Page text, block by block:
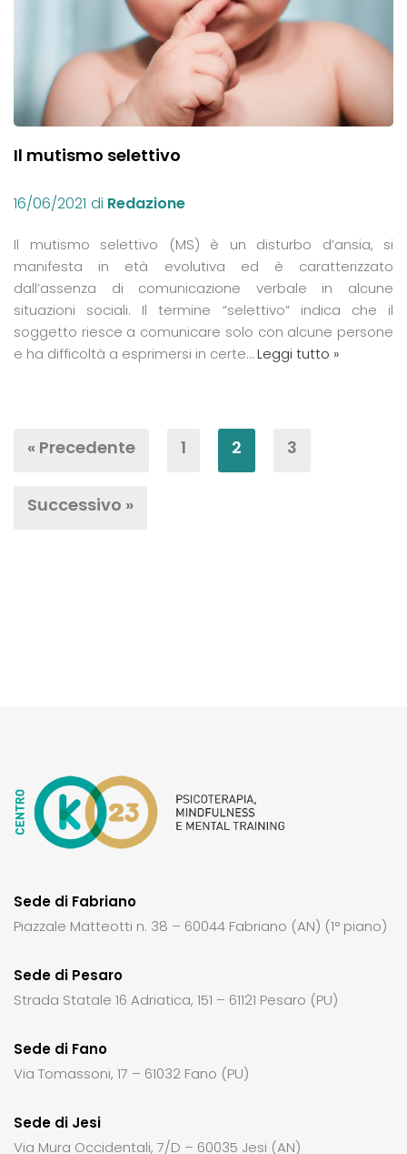
Il mutismo selettivo
16/06/2021 di Redazione
Il mutismo selettivo (MS) è un disturbo d’ansia, si
manifesta in età evolutiva ed è caratterizzato
dall’assenza di comunicazione verbale in alcune
situazioni sociali. Il termine “selettivo” indica che il
soggetto riesce a comunicare solo con alcune persone
e ha difficoltà a esprimersi in certe…Leggi tutto »
« Precedente 1 2 3
Successivo »
Sede di Fabriano
Piazzale Matteotti n. 38 – 60044 Fabriano (AN) (1° piano)
Sede di Pesaro
Strada Statale 16 Adriatica, 151 – 61121 Pesaro (PU)
Sede di Fano
Via Tomassoni, 17 – 61032 Fano (PU)
Sede di Jesi
Via Mura Occidentali, 7/D – 60035 Jesi (AN)